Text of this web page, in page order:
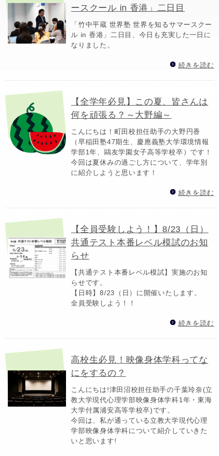
ースクール in 香港」二日目
「竹中平蔵 世界塾 世界を知るサマースクー
ル in 香港」二日目、今日も充実した一日に
なりました。
続きを読む
【全学年必見】この夏、皆さんは
何を頑張る？～大野編～
こんにちは！町田校担任助手の大野円香
（早稲田塾47期生、慶應義塾大学環境情報
学部1年、鷗友学園女子高等学校卒）です！
今回は夏休みの過ごし方について、学年別
に紹介しようと思います！
続きを読む
【全員受験しよう！】8/23（日）
共通テスト本番レベル模試のお知
らせ
【共通テスト本番レベル模試】実施のお知
らせです。
【日時】8/23（日）に開催いたします。
全員受験しよう！！
続きを読む
高校生必見！映像身体学科ってな
にをするの？
こんにちは!津田沼校担任助手の千葉玲奈(立
教大学現代心理学部映像身体学科1年・東海
大学付属浦安高等学校卒)です。
今回は、私が通っている立教大学現代心理
学部映像身体学科について紹介していきた
いと思います!